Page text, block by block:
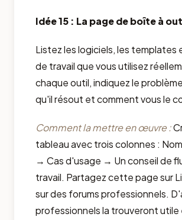
Idée 15 : La page de boîte à
Listez les logiciels, les templates
de travail que vous utilisez
chaque outil, indiquez le
qu'il résout et comment vous le
Comment la mettre en œuvre :
tableau avec trois colonnes :
→ Cas d'usage → Un conseil de
travail. Partagez cette page sur
sur des forums professionnels.
professionnels la trouveront utile